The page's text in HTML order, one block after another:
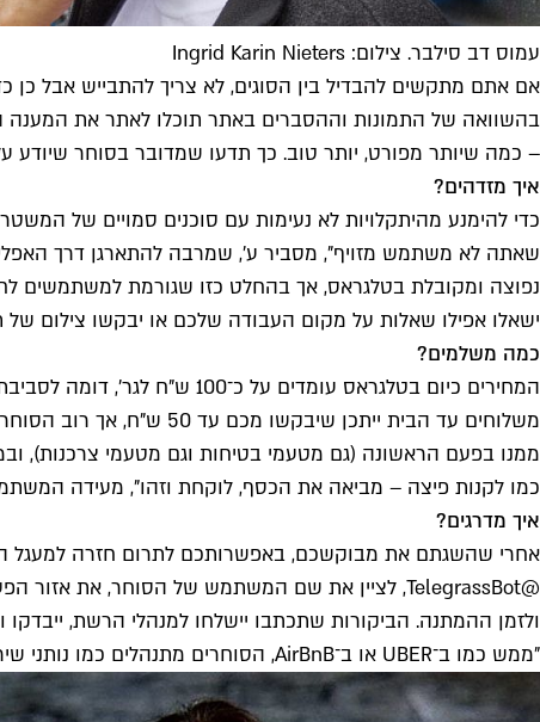
עמוס דב סילבר. צילום: Ingrid Karin Nieters
בהשוואה של התמונות וההסברים באתר תוכלו לאתר את המענה
– כמה שיותר מפורט, יותר טוב. כך תדעו שמדובר בסוחר
איך מזדהים?
כדי להימנע מהיתקלויות לא נעימות עם סוכנים סמויים של
שאתה לא משתמש מזויף", מסביר ע', שמרבה להתארגן דרך
נפוצה ומקובלת בטלגראס, אך בהחלט כזו שגורמת למשתמשים
ישאלו אפילו שאלות על מקום העבודה שלכם או יבקשו צילום
כמה משלמים?
משלוחים עד הבית
ממנו בפעם הראשונה (גם מטעמי בטיחות וגם מטעמי צרכנות),
כמו לקנות פיצה – מביאה את הכסף, לוקחת וזהו", מעידה
איך מדרגים?
אחרי שהשגתם את מבוקשכם, באפשרותכם לתרום חזרה למעגל
ולזמן ההמתנה. הביקורות שתכתבו יישלחו למנהלי הרשת,
"ממש כמו ב־UBER או ב־AirBnB, הסוחרים מתנהלים כמו נותני שירות לכל דבר כדי שתיתן להם דירוג גבוה. הם מדייקים, אדיבים, ומזכירים לך בסוף העסקה לדרג אותם כמובן".